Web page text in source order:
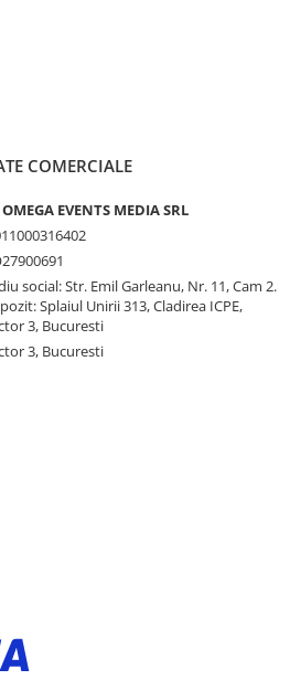
COMERCIALE
OMEGA EVENTS MEDIA SRL
social: Str. Emil Garleanu, Nr. 11, Cam 2.
Splaiul Unirii 313, Cladirea ICPE,
3, Bucuresti
3, Bucuresti